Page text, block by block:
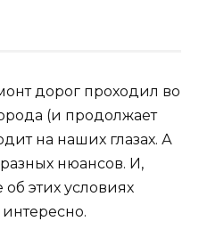
дорог проходил во
(и продолжает
на наших глазах. А
разных нюансов. И,
этих условиях